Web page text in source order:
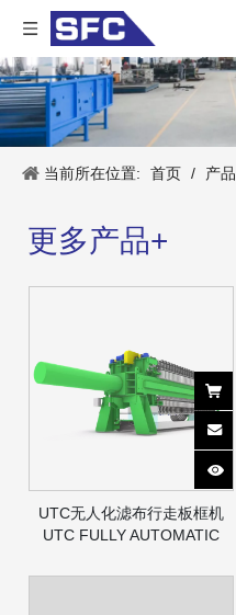
当前所在位置: 首页 / 产品
更多产品+
UTC无人化滤布行走板框机
UTC FULLY AUTOMATIC
PRESS